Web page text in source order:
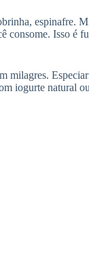
espinafre.
consome. Isso é
milagres.
iogurte natural